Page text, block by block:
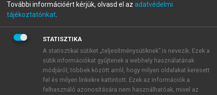
A regisztráció után apróbaidőszakautomatikusan
BELÉPÉS SAJÁT FIÓKKAL
ÚJ FIÓK LÉTREHOZÁSA
1 óra díjmentes hozzáférés
További információért kérjük, olvasd el az adatvédelmi
tájékoztatónkat
STATISZTIKA
A statisztikai sütiket „teljesítménysütiknek” is nevezik. Ezek a
sütik információkat gyűjtenek a webhely használatának
módjáról, többek között arról, hogy milyen oldalakat keresett
fel és milyen linkekre kattintott. Ezek az információk a
felhasználó azonosítására nem használhatóak, mivel az